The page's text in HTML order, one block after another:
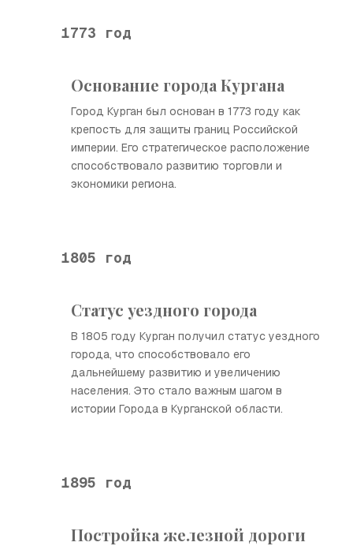
1773 год
Основание города Кургана
Город Курган был основан в 1773 году как
крепость для защиты границ Российской
империи. Его стратегическое расположение
способствовало развитию торговли и
экономики региона.
1805 год
Статус уездного города
В 1805 году Курган получил статус уездного
города, что способствовало его
дальнейшему развитию и увеличению
населения. Это стало важным шагом в
истории Города в Курганской области.
1895 год
Постройка железной дороги